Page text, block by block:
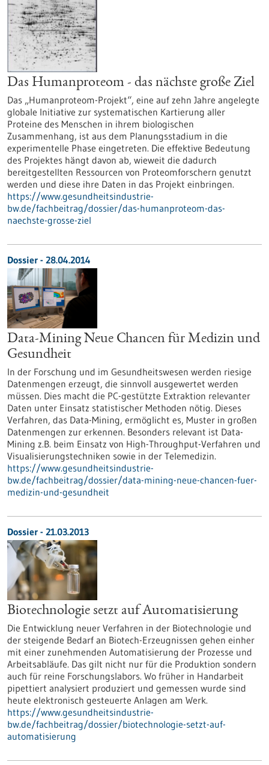
Das Humanproteom - das nächste große Ziel
Das „Humanproteom-Projekt“, eine auf zehn Jahre angelegte
globale Initiative zur systematischen Kartierung aller
Proteine des Menschen in ihrem biologischen
Zusammenhang, ist aus dem Planungsstadium in die
experimentelle Phase eingetreten. Die effektive Bedeutung
des Projektes hängt davon ab, wieweit die dadurch
bereitgestellten Ressourcen von Proteomforschern genutzt
werden und diese ihre Daten in das Projekt einbringen.
https://www.gesundheitsindustrie-
bw.de/fachbeitrag/dossier/das-humanproteom-das-
naechste-grosse-ziel
Dossier - 28.04.2014
Data-Mining Neue Chancen für Medizin und
Gesundheit
In der Forschung und im Gesundheitswesen werden riesige
Datenmengen erzeugt, die sinnvoll ausgewertet werden
müssen. Dies macht die PC-gestützte Extraktion relevanter
Daten unter Einsatz statistischer Methoden nötig. Dieses
Verfahren, das Data-Mining, ermöglicht es, Muster in großen
Datenmengen zur erkennen. Besonders relevant ist Data-
Mining z.B. beim Einsatz von High-Throughput-Verfahren und
Visualisierungstechniken sowie in der Telemedizin.
https://www.gesundheitsindustrie-
bw.de/fachbeitrag/dossier/data-mining-neue-chancen-fuer-
medizin-und-gesundheit
Dossier - 21.03.2013
Biotechnologie setzt auf Automatisierung
Die Entwicklung neuer Verfahren in der Biotechnologie und
der steigende Bedarf an Biotech-Erzeugnissen gehen einher
mit einer zunehmenden Automatisierung der Prozesse und
Arbeitsabläufe. Das gilt nicht nur für die Produktion sondern
auch für reine Forschungslabors. Wo früher in Handarbeit
pipettiert analysiert produziert und gemessen wurde sind
heute elektronisch gesteuerte Anlagen am Werk.
https://www.gesundheitsindustrie-
bw.de/fachbeitrag/dossier/biotechnologie-setzt-auf-
automatisierung